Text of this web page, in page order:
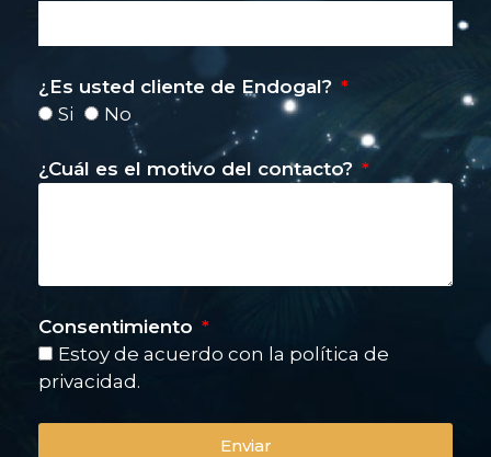
¿Es usted cliente de Endogal?
Si
No
¿Cuál es el motivo del contacto?
Consentimiento
Estoy de acuerdo con la política de
privacidad.
Enviar